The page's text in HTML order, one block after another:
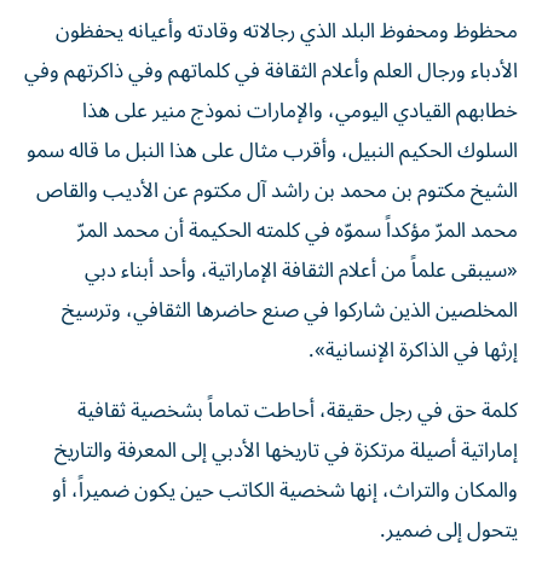
محظوظ ومحفوظ البلد الذي رجالاته وقادته وأعيانه يحفظون
الأدباء ورجال العلم وأعلام الثقافة في كلماتهم وفي ذاكرتهم وفي
خطابهم القيادي اليومي، والإمارات نموذج منير على هذا
السلوك الحكيم النبيل، وأقرب مثال على هذا النبل ما قاله سمو
الشيخ مكتوم بن محمد بن راشد آل مكتوم عن الأديب والقاص
محمد المرّ مؤكداً سموّه في كلمته الحكيمة أن محمد المرّ
«سيبقى علماً من أعلام الثقافة الإماراتية، وأحد أبناء دبي
المخلصين الذين شاركوا في صنع حاضرها الثقافي، وترسيخ
إرثها في الذاكرة الإنسانية».
كلمة حق في رجل حقيقة، أحاطت تماماً بشخصية ثقافية
إماراتية أصيلة مرتكزة في تاريخها الأدبي إلى المعرفة والتاريخ
والمكان والتراث، إنها شخصية الكاتب حين يكون ضميراً، أو
يتحول إلى ضمير.